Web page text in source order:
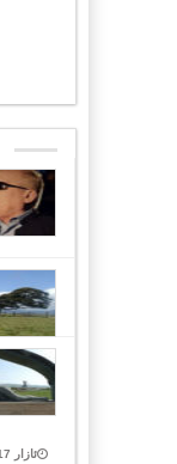
ئازار 17, 2025 Closed